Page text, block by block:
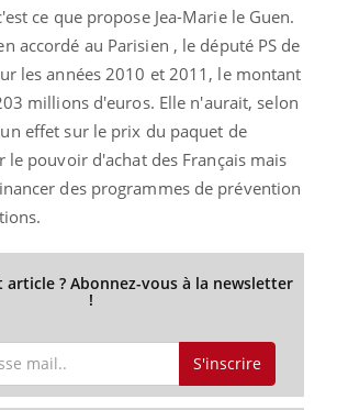
ce que propose Jea-Marie le Guen.
accordé au Parisien , le député PS de
les années 2010 et 2011, le montant
millions d'euros. Elle n'aurait, selon
effet sur le prix du paquet de
le pouvoir d'achat des Français mais
des programmes de prévention
article ? Abonnez-vous à la newsletter
!
S'inscrire